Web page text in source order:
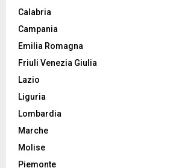
Calabria
Campania
Emilia Romagna
Friuli Venezia Giulia
Lazio
Liguria
Lombardia
Marche
Molise
Piemonte